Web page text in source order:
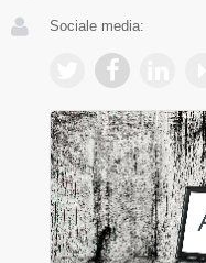
Sociale media: